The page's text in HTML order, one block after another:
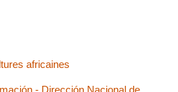
africaines